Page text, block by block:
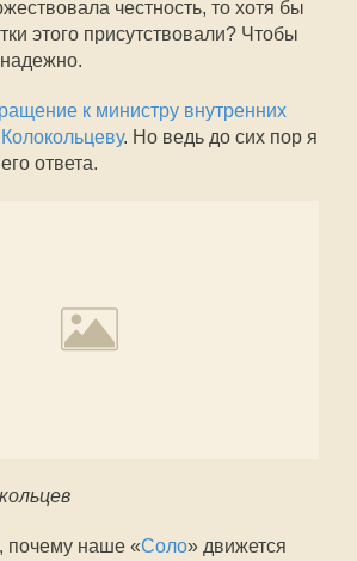
честность, то хотя бы
этого присутствовали? Чтобы
к министру внутренних
. Но ведь до сих пор я
ответа.
почему наше «Соло» движется